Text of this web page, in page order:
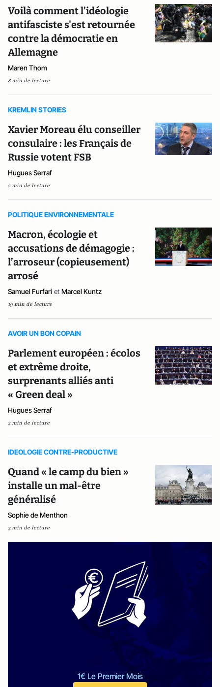
Voilà comment l’idéologie
antifasciste s'est retournée
contre la démocratie en
Allemagne
Maren Thom
8 min de lecture
KREMLIN STORIES
Xavier Moreau élu conseiller
consulaire : les Français de
Russie votent FSB
Hugues Serraf
2 min de lecture
POLITIQUE ENVIRONNEMENTALE
Macron, écologie et
accusations de démagogie :
l’arroseur (copieusement)
arrosé
Samuel Furfari et Marcel Kuntz
19 min de lecture
AVOIR UN BON COPAIN
Parlement européen : écolos
et extrême droite,
surprenants alliés anti
« Green deal »
Hugues Serraf
2 min de lecture
IDEOLOGIE CONTRE-PRODUCTIVE
Quand « le camp du bien »
installe un mal-être
généralisé
Sophie de Menthon
3 min de lecture
1€ Le Premier Mois